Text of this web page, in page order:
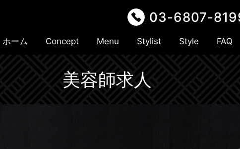
03-6807-
ホーム Concept Menu Stylist Style FAQ
美容師求人